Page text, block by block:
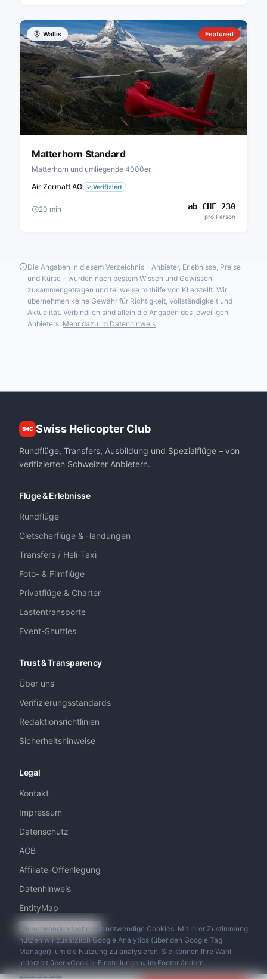
Wallis Featured
Matterhorn Standard
Matterhorn und umliegende 4000er
Air Zermatt AG
✓ Verifiziert
20 min ab CHF 230
pro Person
Die Angaben in diesem Verzeichnis – Anbieter, Erlebnisse, Preise
und Kurse – wurden nach bestem Wissen und Gewissen
zusammengetragen und teilweise mithilfe von KI erstellt. Wir
übernehmen keine Gewähr für Richtigkeit, Vollständigkeit und
Aktualität. Verbindlich sind allein die Angaben des jeweiligen
Anbieters. Mehr dazu im Datenhinweis
SHC Swiss Helicopter Club
Rundflüge, Transfers, Ausbildung und Spezialflüge – von
verifizierten Schweizer Anbietern.
Flüge & Erlebnisse
Rundflüge
Gletscherflüge & -landungen
Transfers / Heli-Taxi
Foto- & Filmflüge
Privatflüge & Charter
Lastentransporte
Event-Shuttles
Trust & Transparency
Über uns
Verifizierungsstandards
Redaktionsrichtlinien
Sicherheitshinweise
Legal
Kontakt
Impressum
Datenschutz
AGB
Affiliate-Offenlegung
Datenhinweis
EntityMap
Cookie-Einstellungen
© 2026 Swiss Helicopter Club. Alle Rechte vorbehalten.
Wir verwenden technisch notwendige Cookies. Mit Ihrer Zustimmung
nutzen wir zusätzlich Google Analytics (über den Google Tag
Manager), um die Nutzung zu analysieren. Sie können Ihre Wahl
jederzeit über «Cookie-Einstellungen» im Footer ändern.
Datenschutz